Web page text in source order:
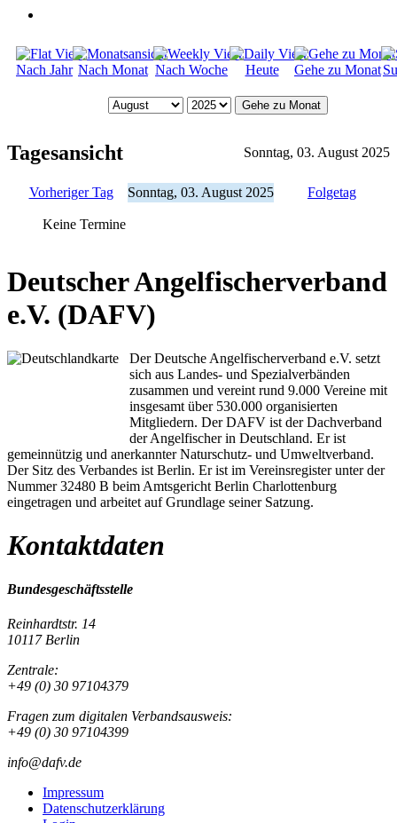
Nach Jahr Nach Monat Nach Woche Heute Gehe zu Monat
Gehe zu Monat
Tagesansicht Sonntag, 03. August 2025
Vorheriger Tag Sonntag, 03. August 2025 Folgetag
Keine Termine
Deutscher Angelfischerverband
e.V. (DAFV)
Der Deutsche Angelfischerverband e.V. setzt
sich aus Landes- und Spezialverbänden
zusammen und vereint rund 9.000 Vereine mit
insgesamt über 530.000 organisierten
Mitgliedern. Der DAFV ist der Dachverband
der Angelfischer in Deutschland. Er ist
gemeinnützig und anerkannter Naturschutz- und Umweltverband.
Der Sitz des Verbandes ist Berlin. Er ist im Vereinsregister unter der
Nummer 32480 B beim Amtsgericht Berlin Charlottenburg
eingetragen und arbeitet auf Grundlage seiner Satzung.
Kontaktdaten
Bundesgeschäftsstelle
Reinhardtstr. 14
10117 Berlin
Zentrale:
+49 (0) 30 97104379
Fragen zum digitalen Verbandsausweis:
+49 (0) 30 97104399
info@dafv.de
Impressum
Datenschutzerklärung